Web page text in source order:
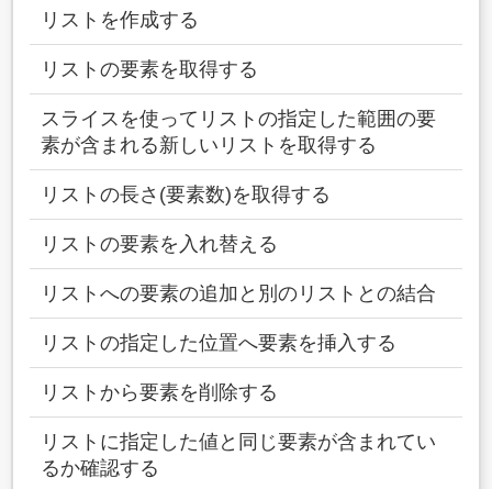
リストを作成する
リストの要素を取得する
スライスを使ってリストの指定した範囲の要
素が含まれる新しいリストを取得する
リストの長さ(要素数)を取得する
リストの要素を入れ替える
リストへの要素の追加と別のリストとの結合
リストの指定した位置へ要素を挿入する
リストから要素を削除する
リストに指定した値と同じ要素が含まれてい
るか確認する